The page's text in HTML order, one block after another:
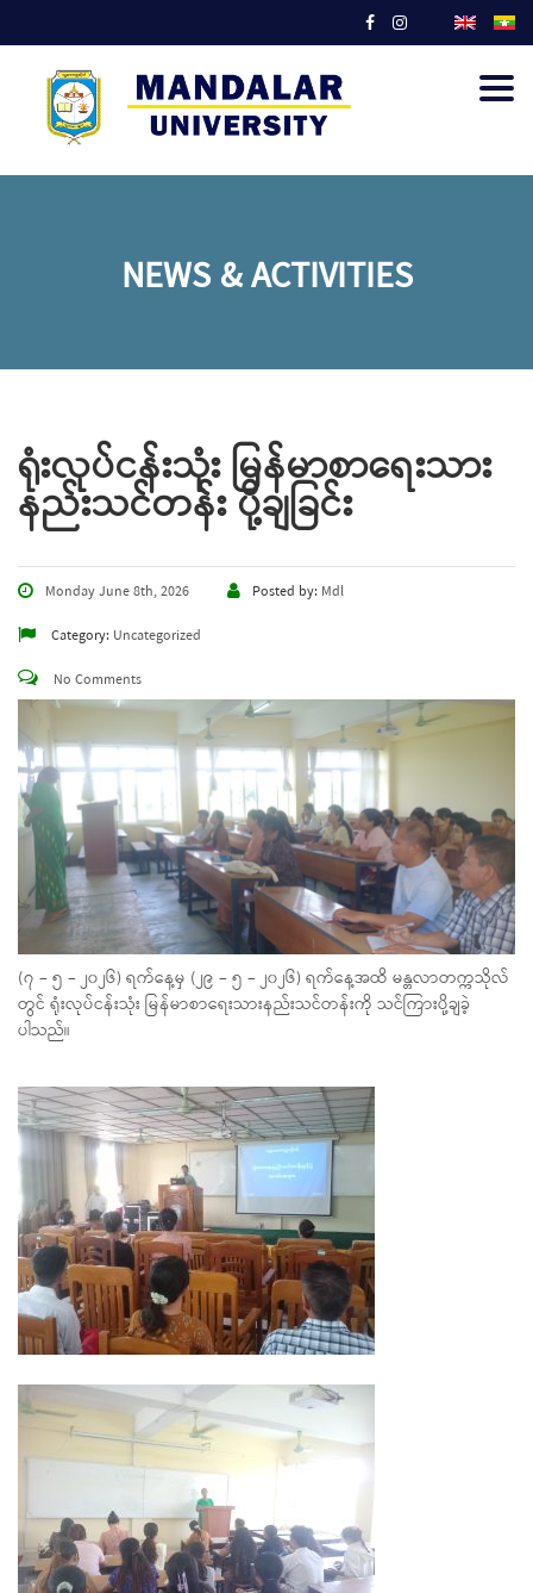
NEWS & ACTIVITIES
ရုံးလုပ်ငန်းသုံး မြန်မာစာရေးသား
နည်းသင်တန်း ပို့ချခြင်း
Monday June 8th, 2026 Posted by: Mdl
Category: Uncategorized
No Comments
(၇ – ၅ – ၂၀၂၆) ရက်နေ့မှ (၂၉ – ၅ – ၂၀၂၆) ရက်နေ့အထိ မန္တလာတက္ကသိုလ်
တွင် ရုံးလုပ်ငန်းသုံး မြန်မာစာရေးသားနည်းသင်တန်းကို သင်ကြားပို့ချခဲ့
ပါသည်။